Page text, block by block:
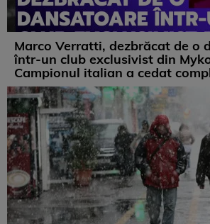
Marco Verratti, dezbrăcat de o
într-un club exclusivist din
Campionul italian a cedat